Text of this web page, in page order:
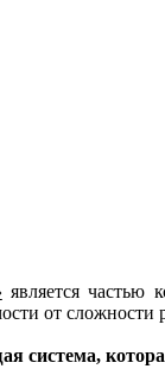
является частью
от сложности
система,